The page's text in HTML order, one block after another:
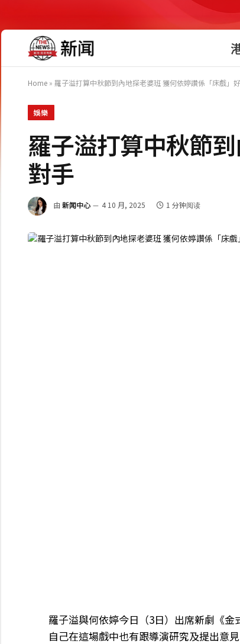
Home » 羅子溢打算中秋節到內地探老婆班 獲何依婷讚係「床戲」
娛樂
羅子溢打算中秋節
對手
由 新闻中心 4 10 月, 2025 1 分钟阅读
羅子溢與何依婷今日（3日）出席新劇《
自己在這場戲中也有跟導演研究及提出意